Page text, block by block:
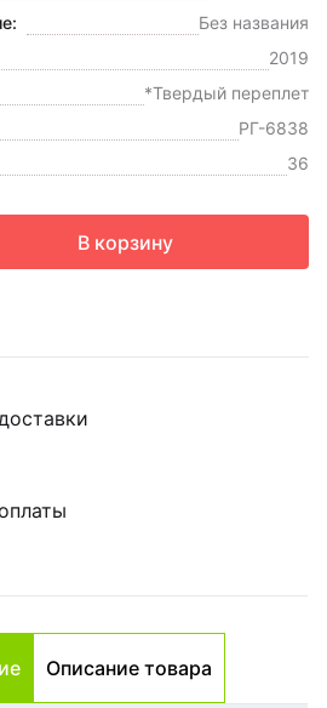
Без названия
2019
*Твердый переплет
РГ-6838
36
В корзину
Описание товара